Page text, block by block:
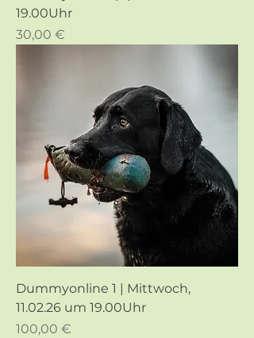
19.00Uhr
Preis
30,00 €
Dummyonline 1 | Mittwoch,
11.02.26 um 19.00Uhr
Preis
100,00 €